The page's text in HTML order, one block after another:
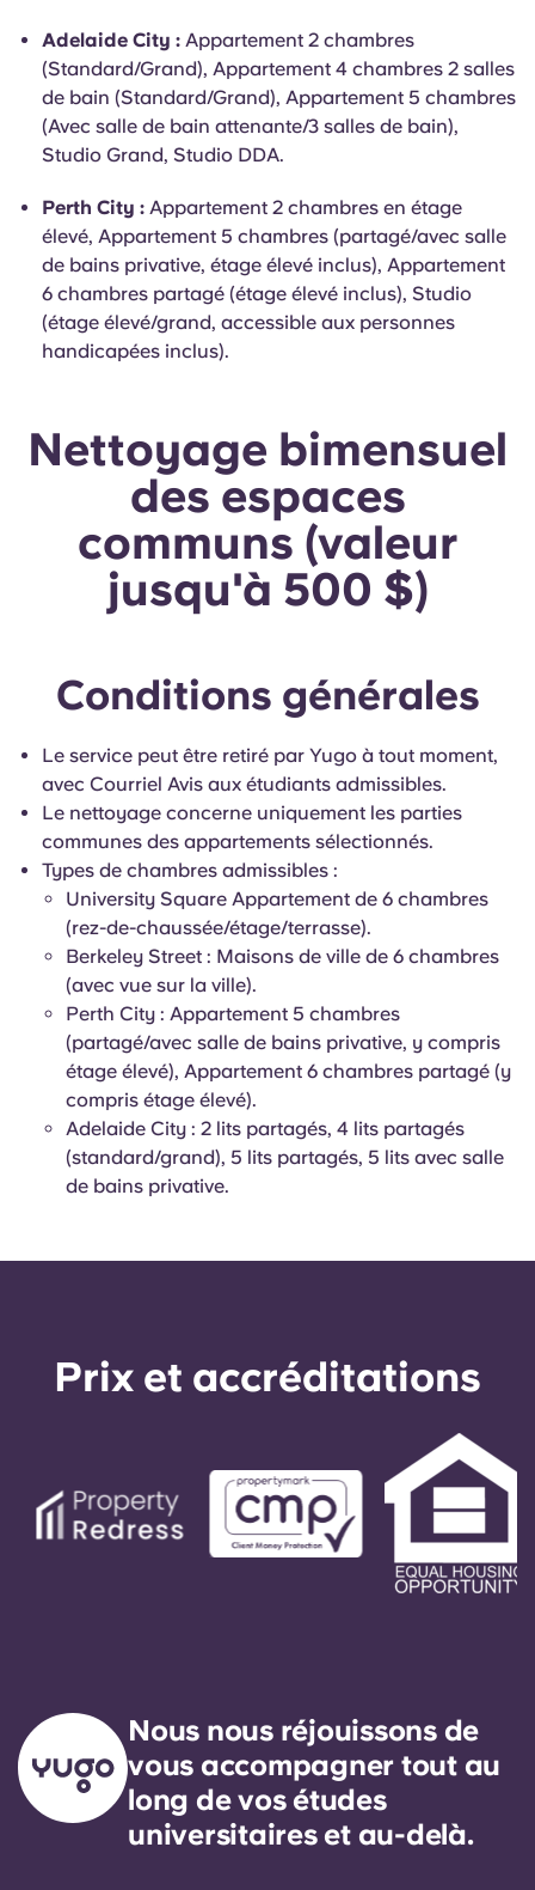
Adelaide City : Appartement 2 chambres
(Standard/Grand), Appartement 4 chambres 2 salles
de bain (Standard/Grand), Appartement 5 chambres
(Avec salle de bain attenante/3 salles de bain),
Studio Grand, Studio DDA.
Perth City : Appartement 2 chambres en étage
élevé, Appartement 5 chambres (partagé/avec salle
de bains privative, étage élevé inclus), Appartement
6 chambres partagé (étage élevé inclus), Studio
(étage élevé/grand, accessible aux personnes
handicapées inclus).
Nettoyage bimensuel
des espaces
communs (valeur
jusqu'à 500 $)
Conditions générales
Le service peut être retiré par Yugo à tout moment,
avec Courriel Avis aux étudiants admissibles.
Le nettoyage concerne uniquement les parties
communes des appartements sélectionnés.
Types de chambres admissibles :
University Square Appartement de 6 chambres
(rez-de-chaussée/étage/terrasse).
Berkeley Street : Maisons de ville de 6 chambres
(avec vue sur la ville).
Perth City : Appartement 5 chambres
(partagé/avec salle de bains privative, y compris
étage élevé), Appartement 6 chambres partagé (y
compris étage élevé).
Adelaide City : 2 lits partagés, 4 lits partagés
(standard/grand), 5 lits partagés, 5 lits avec salle
de bains privative.
Prix ​​et accréditations
Nous nous réjouissons de
vous accompagner tout au
long de vos études
universitaires et au-delà.